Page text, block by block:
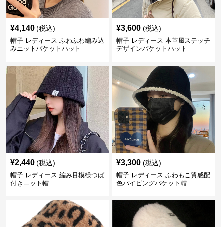
¥4,140 (税込)
帽子 レディース ふわふわ編み込
みニットバケットハット
¥3,600 (税込)
帽子 レディース 本革風ステッチ
デザインバケットハット
¥2,440 (税込)
帽子 レディース 編み目模様つば
付きニット帽
¥3,300 (税込)
帽子 レディース ふわもこ質感配
色パイピングバケット帽